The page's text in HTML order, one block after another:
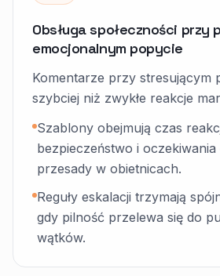
Obsługa społeczności przy
emocjonalnym popycie
Komentarze przy stresującym
szybciej niż zwykłe reakcje
Szablony obejmują czas
bezpieczeństwo i
przesady w obietnicach.
Reguły eskalacji trzymają
gdy pilność przelewa się do
wątków.